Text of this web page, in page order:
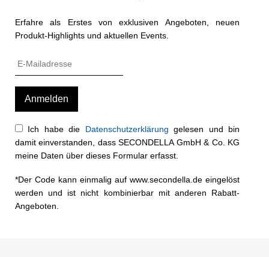
Erfahre als Erstes von exklusiven Angeboten, neuen
Produkt-Highlights und aktuellen Events.
Ich habe die Datenschutzerklärung gelesen und bin
damit einverstanden, dass SECONDELLA GmbH & Co. KG
meine Daten über dieses Formular erfasst.
*Der Code kann einmalig auf www.secondella.de eingelöst
werden und ist nicht kombinierbar mit anderen Rabatt-
Angeboten.